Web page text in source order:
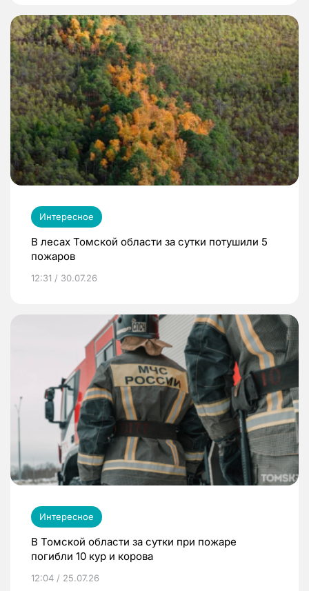
Интересное
В лесах Томской области за сутки потушили 5
пожаров
12:31 / 30.07.26
Интересное
В Томской области за сутки при пожаре
погибли 10 кур и корова
12:04 / 25.07.26